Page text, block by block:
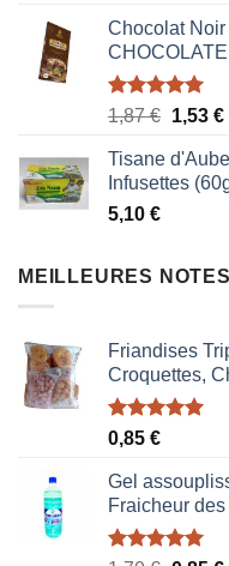
Chocolat
Note5.00
1,87€ Le
initial
était :
1,53 €
Tisane
Infusettes
5,10 €
MEILLEURES NOTES
Friandises
Croquettes,
Note5.00
sur 5
0,85 €
Gel
Fraicheur